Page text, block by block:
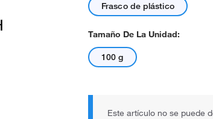
Frasco de plástico
Tamaño De La Unidad:
100 g
Este artículo no se puede